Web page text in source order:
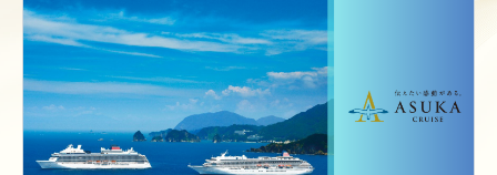
りの温泉宿を見つけてみてください。